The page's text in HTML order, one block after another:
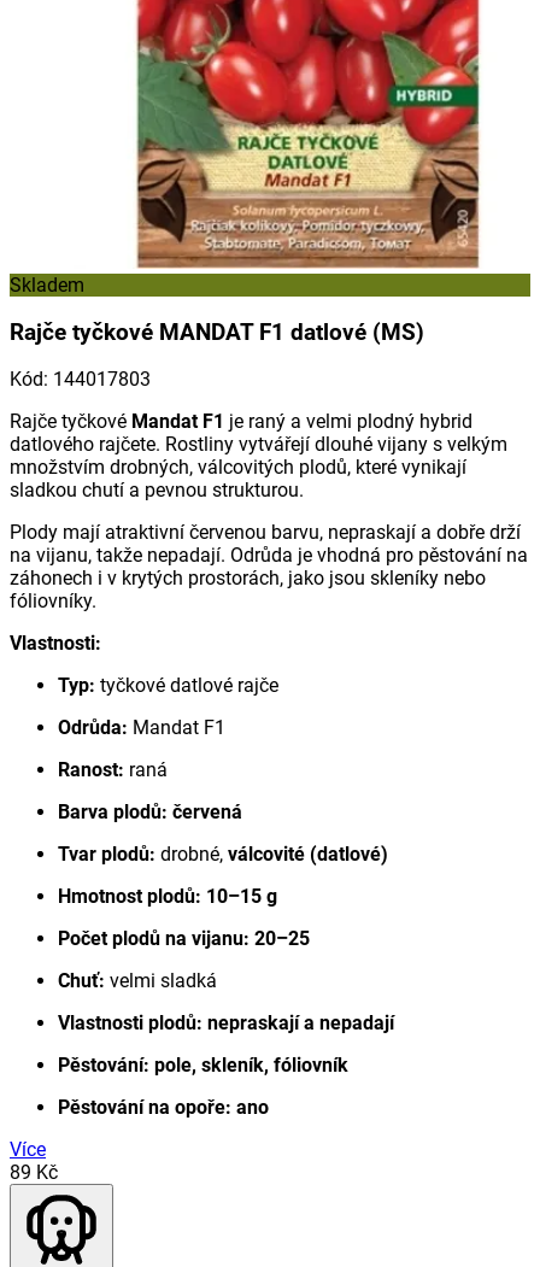
Skladem
Rajče tyčkové MANDAT F1 datlové (MS)
Kód: 144017803
Rajče tyčkové Mandat F1 je raný a velmi plodný hybrid
datlového rajčete. Rostliny vytvářejí dlouhé vijany s velkým
množstvím drobných, válcovitých plodů, které vynikají
sladkou chutí a pevnou strukturou.
Plody mají atraktivní červenou barvu, nepraskají a dobře drží
na vijanu, takže nepadají. Odrůda je vhodná pro pěstování na
záhonech i v krytých prostorách, jako jsou skleníky nebo
fóliovníky.
Vlastnosti:
Typ: tyčkové datlové rajče
Odrůda: Mandat F1
Ranost: raná
Barva plodů: červená
Tvar plodů: drobné, válcovité (datlové)
Hmotnost plodů: 10–15 g
Počet plodů na vijanu: 20–25
Chuť: velmi sladká
Vlastnosti plodů: nepraskají a nepadají
Pěstování: pole, skleník, fóliovník
Pěstování na opoře: ano
Více
89 Kč